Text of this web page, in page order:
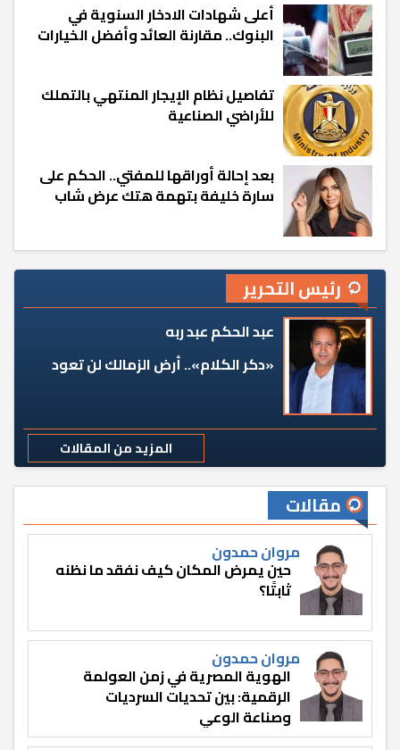
أعلى شهادات الادخار السنوية في
البنوك.. مقارنة العائد وأفضل الخيارات
تفاصيل نظام الإيجار المنتهي بالتملك
للأراضي الصناعية
بعد إحالة أوراقها للمفتي.. الحكم على
سارة خليفة بتهمة هتك عرض شاب
رئيس التحرير
عبد الحكم عبد ربه
«دكر الكلام».. أرض الزمالك لن تعود
المزيد من المقالات
مقالات
مروان حمدون
حين يمرض المكان كيف نفقد ما نظنه
ثابتًا؟
مروان حمدون
الهوية المصرية في زمن العولمة
الرقمية: بين تحديات السرديات
وصناعة الوعي